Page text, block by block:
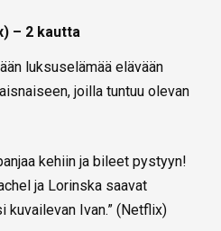
– 2 kautta
luksuselämää elävään
joilla tuntuu olevan
kehiin ja bileet pystyyn!
ja Lorinska saavat
Ivan.” (Netflix)